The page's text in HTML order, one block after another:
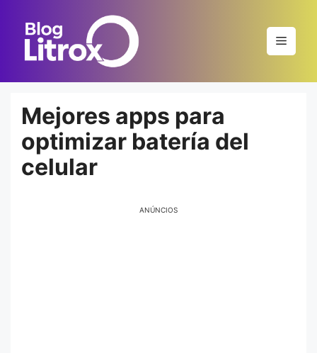
contenido
Menú
Mejores apps para
optimizar batería del
celular
ANÚNCIOS